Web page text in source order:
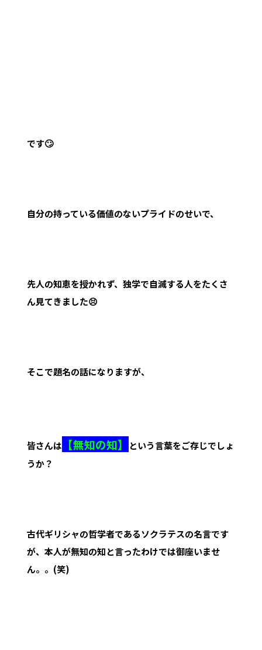
です🙄
自分の持っている価値のないプライドのせいで、
先人の知恵を授かれず、独学で自滅する人をたくさ
ん見てきました😣
そこで題名の話になりますが、
皆さんは 【無知の知】
という言葉をご存じでしょ
うか？
古代ギリシャの哲学者であるソクラテスの名言です
が、本人が無知の知と言ったわけでは御座いませ
ん。。(笑)